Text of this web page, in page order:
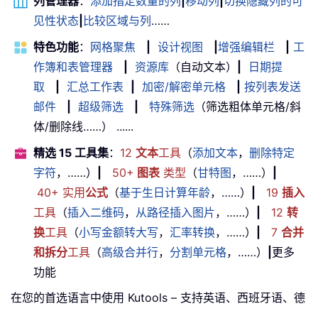
见性状态 比较区域与列……
特色功能： 网格聚焦 设计视图 增强编辑栏
工
作簿和表管理器
资源库 （自动文本）
日期提
取
汇总工作表 加密/解密单元格
按列表发送
邮件
超级筛选 特殊筛选 （筛选粗体单元格/斜
体/删除线……） ......
精选 15 工具集： 12 文本工具 （添加文本， 删除特定
字符，……） 50+ 图表 类型 （甘特图，……）
40+ 实用公式 （基于生日计算年龄，……） 19 插入
工具 （插入二维码， 从路径插入图片，……） 12 转
换工具 （小写金额转大写， 汇率转换，……） 7 合并
和拆分工具 （高级合并行， 分割单元格，……）
更多
功能
在您的首选语言中使用 Kutools – 支持英语、西班牙语、德